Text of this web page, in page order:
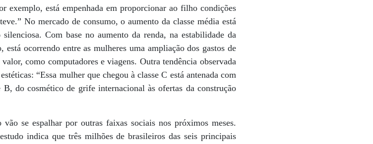
exemplo, está empenhada em proporcionar ao filho condições
No mercado de consumo, o aumento da classe média está
Com base no aumento da renda, na estabilidade da
ocorrendo entre as mulheres uma ampliação dos gastos de
como computadores e viagens. Outra tendência observada
“Essa mulher que chegou à classe C está antenada com
do cosmético de grife internacional às ofertas da construção
se espalhar por outras faixas sociais nos próximos meses.
indica que três milhões de brasileiros das seis principais